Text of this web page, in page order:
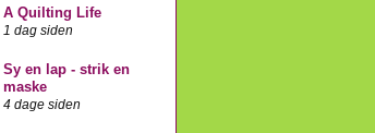
A Quilting Life
1 dag siden
Sy en lap - strik en
maske
4 dage siden